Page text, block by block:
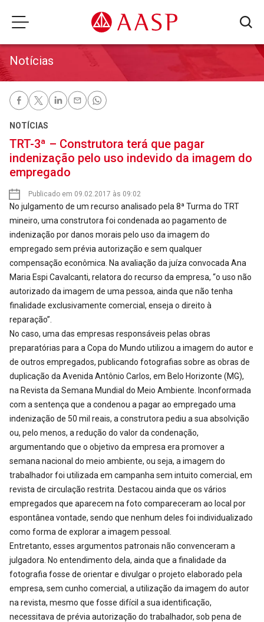
Notícias
NOTÍCIAS
TRT-3ª – Construtora terá que pagar
indenização pelo uso indevido da imagem do
empregado
Publicado em 09.02.2017 às 09:02
No julgamento de um recurso analisado pela 8ª Turma do TRT
mineiro, uma construtora foi condenada ao pagamento de
indenização por danos morais pelo uso da imagem do
empregado sem prévia autorização e sem qualquer
compensação econômica. Na avaliação da juíza convocada Ana
Maria Espi Cavalcanti, relatora do recurso da empresa, “o uso não
autorizado da imagem de uma pessoa, ainda que não tenha
finalidade exclusivamente comercial, enseja o direito à
reparação”.
No caso, uma das empresas responsáveis pelas obras
preparatórias para a Copa do Mundo utilizou a imagem do autor e
de outros empregados, publicando fotografias sobre as obras de
duplicação da Avenida Antônio Carlos, em Belo Horizonte (MG),
na Revista da Semana Mundial do Meio Ambiente. Inconformada
com a sentença que a condenou a pagar ao empregado uma
indenização de 50 mil reais, a construtora pediu a sua absolvição
ou, pelo menos, a redução do valor da condenação,
argumentando que o objetivo da empresa era promover a
semana nacional do meio ambiente, ou seja, a imagem do
trabalhador foi utilizada em campanha sem intuito comercial, em
revista de circulação restrita. Destacou ainda que os vários
empregados que aparecem na foto compareceram ao local por
espontânea vontade, sendo que nenhum deles foi individualizado
como forma de explorar a imagem pessoal.
Entretanto, esses argumentos patronais não convenceram a
julgadora. No entendimento dela, ainda que a finalidade da
fotografia fosse de orientar e divulgar o projeto elaborado pela
empresa, sem cunho comercial, a utilização da imagem do autor
na revista, mesmo que fosse difícil a sua identificação,
necessitava de prévia autorização do trabalhador, sob pena de